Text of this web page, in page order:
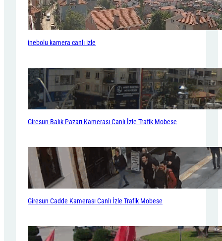
inebolu kamera canlı izle
Giresun Balık Pazarı Kamerası Canlı İzle Trafik Mobese
Giresun Cadde Kamerası Canlı İzle Trafik Mobese